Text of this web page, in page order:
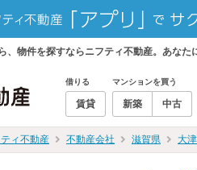
、物件を探すならニフティ不動産。あなた
借りる
賃貸
マンションを買う
新築 中古
ィ不動産 不動産会社 滋賀県 大